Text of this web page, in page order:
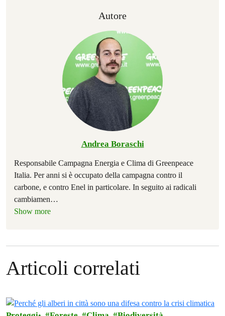
Autore
Andrea Boraschi
Responsabile Campagna Energia e Clima di Greenpeace
Italia. Per anni si è occupato della campagna contro il
carbone, e contro Enel in particolare. In seguito ai radicali
cambiamen…
Show more
Articoli correlati